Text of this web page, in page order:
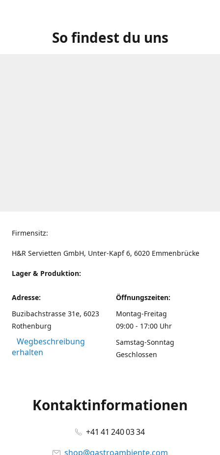
So findest du uns
Firmensitz:
H&R Servietten GmbH, Unter-Kapf 6, 6020 Emmenbrücke
Lager & Produktion:
Adresse:
Buzibachstrasse 31e, 6023
Rothenburg
Wegbeschreibung
erhalten
Öffnungszeiten:
Montag-Freitag
09:00 - 17:00 Uhr
Samstag-Sonntag
Geschlossen
Kontaktinformationen
+41 41 240 03 34
shop@gastroambiente.com